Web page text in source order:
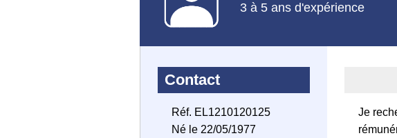
3 à 5 ans d'expérience
Contact
Réf. EL1210120125
Né le 22/05/1977
Je